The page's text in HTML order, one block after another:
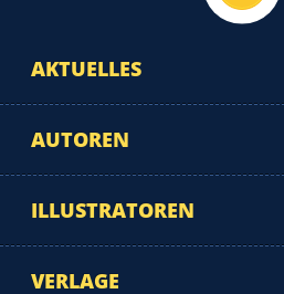
AKTUELLES
AUTOREN
ILLUSTRATOREN
VERLAGE